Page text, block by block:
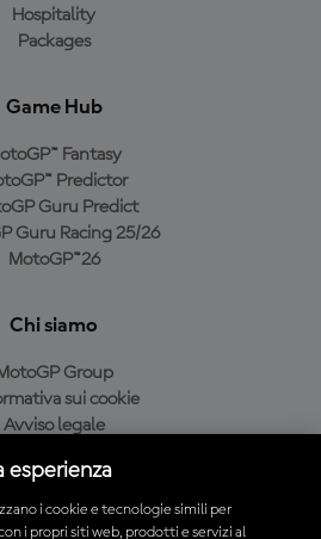
Hospitality
Packages
Game Hub
Fantasy
Predictor
Guru Predict
Guru Racing 25/26
MotoGP™26
Chi siamo
Group
sui cookie
Avviso legale
di acquisto
esperienza
i cookie e tecnologie simili per
i propri siti web, prodotti e servizi al